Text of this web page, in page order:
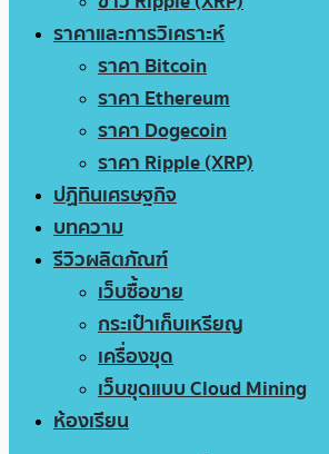
ราคาและการวิเคราะห์
ราคา Bitcoin
ราคา Ethereum
ราคา Dogecoin
ราคา Ripple (XRP)
ปฏิทินเศรษฐกิจ
บทความ
รีวิวผลิตภัณฑ์
เว็บซื้อขาย
กระเป๋าเก็บเหรียญ
เครื่องขุด
เว็บขุดแบบ Cloud Mining
ห้องเรียน